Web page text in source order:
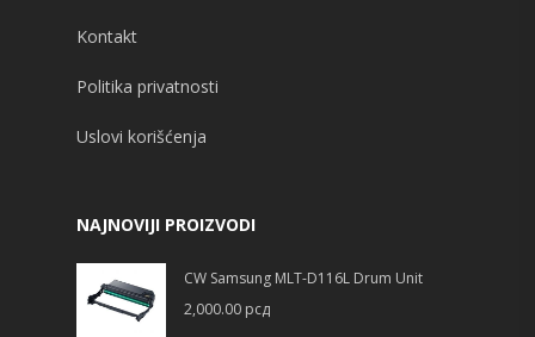
Kontakt
Politika privatnosti
Uslovi korišćenja
NAJNOVIJI PROIZVODI
CW Samsung MLT-D116L Drum Unit
2,000.00 рсд